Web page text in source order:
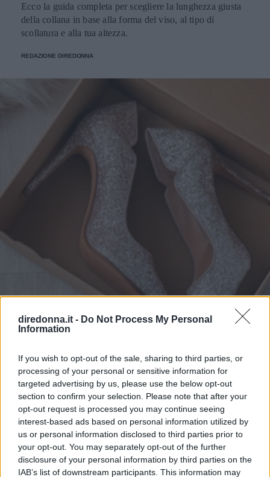
diredonna.it - Do Not Process My Personal
Information
If you wish to opt-out of the sale, sharing to third parties, or
processing of your personal or sensitive information for
targeted advertising by us, please use the below opt-out
section to confirm your selection. Please note that after your
opt-out request is processed you may continue seeing
interest-based ads based on personal information utilized by
us or personal information disclosed to third parties prior to
your opt-out. You may separately opt-out of the further
disclosure of your personal information by third parties on the
IAB’s list of downstream participants. This information may
Ecco la guida completa per scegliere la lunghezza giusta
della collana in base alla forma del viso, al tipo di
scollatura e alla tua altezza.
REDAZIONE DIREDONNA
MODA
Come vestirsi a Capodanno?
Ecco 3 idee di outfit
Ecco alcuni consigli per realizzare un outfit per il nuovo
anno che sia mozzafiato, abbinando accessori e scarpe da
donna per completare il look nel miglior modo possibile.